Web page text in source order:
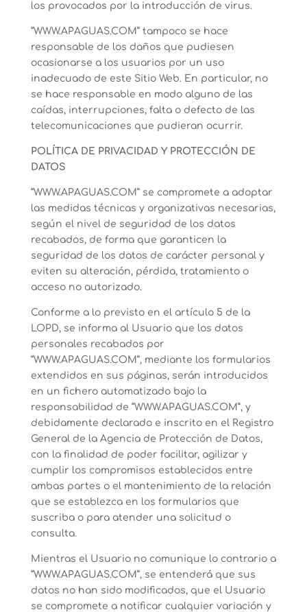
los provocados por la introducción de virus.
“WWW.APAGUAS.COM” tampoco se hace
responsable de los daños que pudiesen
ocasionarse a los usuarios por un uso
inadecuado de este Sitio Web. En particular, no
se hace responsable en modo alguno de las
caídas, interrupciones, falta o defecto de las
telecomunicaciones que pudieran ocurrir.
POLÍTICA DE PRIVACIDAD Y PROTECCIÓN DE
DATOS
“WWW.APAGUAS.COM” se compromete a adoptar
las medidas técnicas y organizativas necesarias,
según el nivel de seguridad de los datos
recabados, de forma que garanticen la
seguridad de los datos de carácter personal y
eviten su alteración, pérdida, tratamiento o
acceso no autorizado.
Conforme a lo previsto en el artículo 5 de la
LOPD, se informa al Usuario que los datos
personales recabados por
“WWW.APAGUAS.COM”, mediante los formularios
extendidos en sus páginas, serán introducidos
en un fichero automatizado bajo la
responsabilidad de “WWW.APAGUAS.COM”, y
debidamente declarado e inscrito en el Registro
General de la Agencia de Protección de Datos,
con la finalidad de poder facilitar, agilizar y
cumplir los compromisos establecidos entre
ambas partes o el mantenimiento de la relación
que se establezca en los formularios que
suscriba o para atender una solicitud o
consulta.
Mientras el Usuario no comunique lo contrario a
“WWW.APAGUAS.COM”, se entenderá que sus
datos no han sido modificados, que el Usuario
se compromete a notificar cualquier variación y